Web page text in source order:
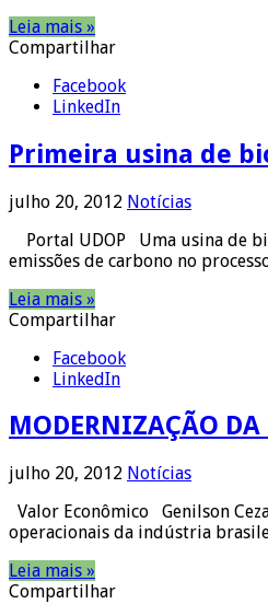
Leia mais »
Compartilhar
Facebook
LinkedIn
Primeira usina de
julho 20, 2012 Notícias
Portal UDOP Uma usina de
emissões de carbono no
Leia mais »
Compartilhar
Facebook
LinkedIn
MODERNIZAÇÃO
julho 20, 2012 Notícias
Valor Econômico Genilson
operacionais da indústria
Leia mais »
Compartilhar